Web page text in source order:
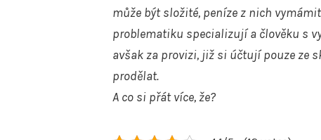
může být složité, peníze z nich
problematiku specializují a člověku s
avšak za provizi, již si účtují pouze ze
prodělat.
A co si přát více, že?